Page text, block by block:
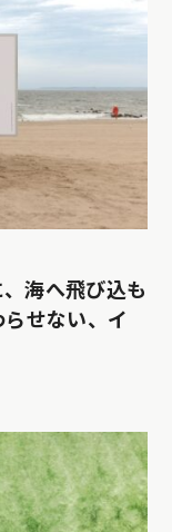
海へ飛び込も
せない、イ